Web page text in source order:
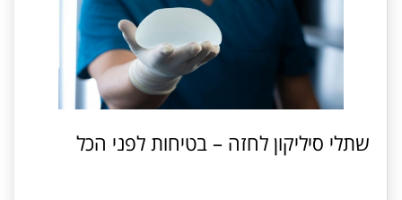
שתלי סיליקון לחזה – בטיחות לפני הכל